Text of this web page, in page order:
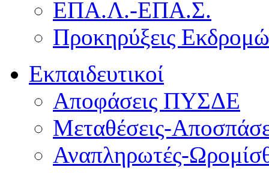
ΕΠΑ.Λ.-ΕΠΑ.Σ.
Προκηρύξεις
Εκπαιδευτικοί
Αποφάσεις ΠΥΣΔΕ
Μεταθέσεις-
Αναπληρωτές-